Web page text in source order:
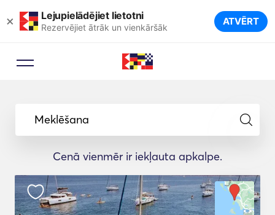
× Lejupielādējiet lietotni
Rezervējiet ātrāk un vienkāršāk ATVĒRT
Meklēšana
Cenā vienmēr ir iekļauta apkalpe.